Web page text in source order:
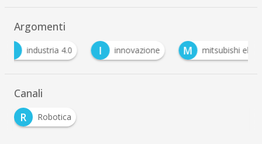
Argomenti
I
innovazione M mitsubishi electric R
Canali
R
Robotica